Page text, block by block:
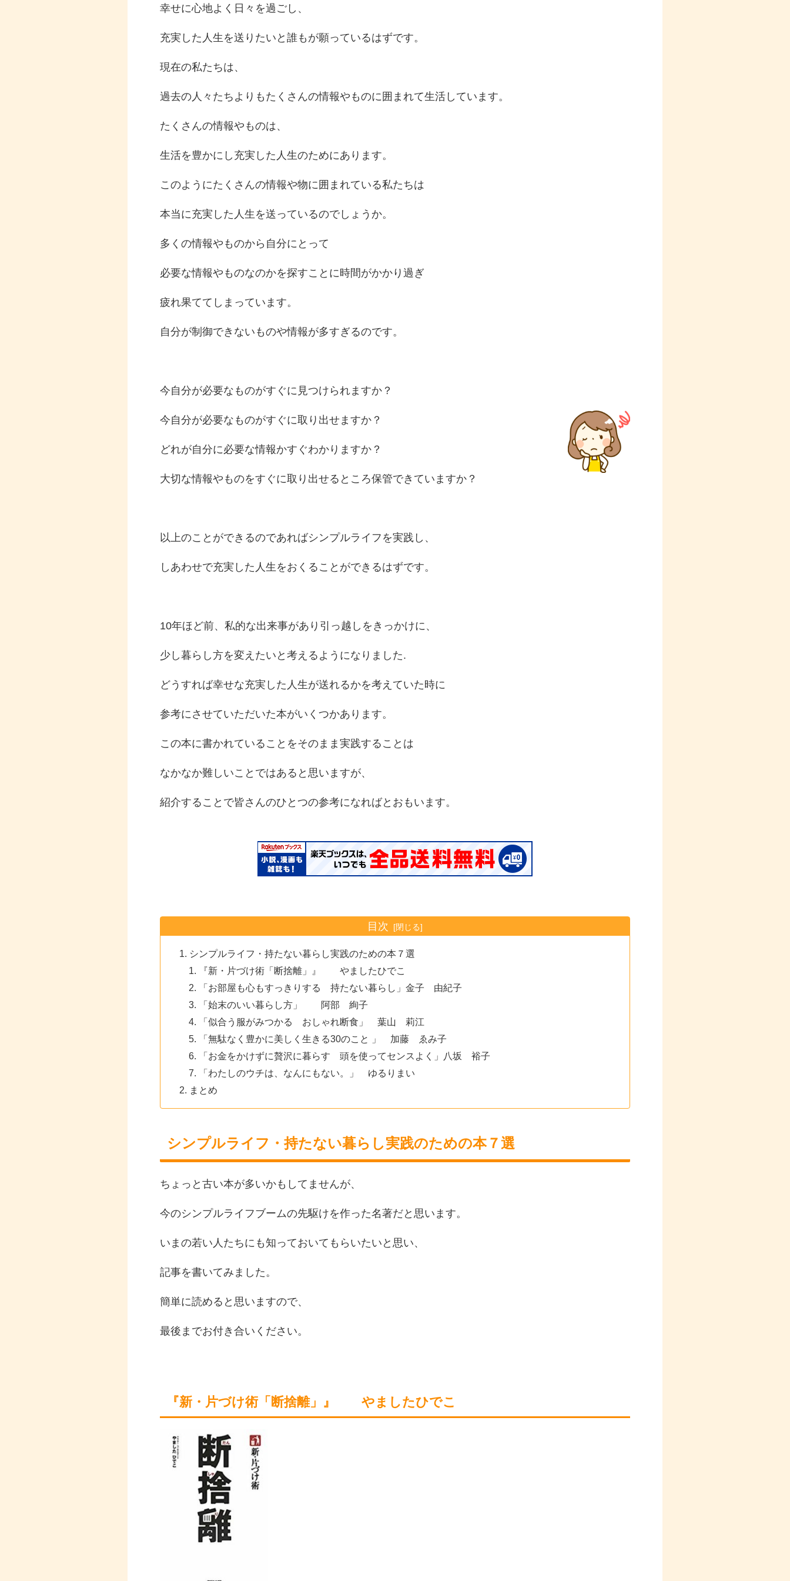
幸せに心地よく日々を過ごし、
充実した人生を送りたいと誰もが願っているはずです。
現在の私たちは、
過去の人々たちよりもたくさんの情報やものに囲まれて生活しています。
たくさんの情報やものは、
生活を豊かにし充実した人生のためにあります。
このようにたくさんの情報や物に囲まれている私たちは
本当に充実した人生を送っているのでしょうか。
多くの情報やものから自分にとって
必要な情報やものなのかを探すことに時間がかかり過ぎ
疲れ果ててしまっています。
自分が制御できないものや情報が多すぎるのです。
今自分が必要なものがすぐに見つけられますか？
今自分が必要なものがすぐに取り出せますか？
どれが自分に必要な情報かすぐわかりますか？
大切な情報やものをすぐに取り出せるところ保管できていますか？
以上のことができるのであればシンプルライフを実践し、
しあわせで充実した人生をおくることができるはずです。
10年ほど前、私的な出来事があり引っ越しをきっかけに、
少し暮らし方を変えたいと考えるようになりました.
どうすれば幸せな充実した人生が送れるかを考えていた時に
参考にさせていただいた本がいくつかあります。
この本に書かれていることをそのまま実践することは
なかなか難しいことではあると思いますが、
紹介することで皆さんのひとつの参考になればとおもいます。
目次
シンプルライフ・持たない暮らし実践のための本７選
『新・片づけ術「断捨離」』 やましたひでこ
「お部屋も心もすっきりする 持たない暮らし」金子 由紀子
「始末のいい暮らし方」 阿部 絢子
「似合う服がみつかる おしゃれ断食」 葉山 莉江
「無駄なく豊かに美しく生きる30のこと 」 加藤 ゑみ子
「お金をかけずに贅沢に暮らす 頭を使ってセンスよく」八坂 裕子
「わたしのウチは、なんにもない。」 ゆるりまい
まとめ
シンプルライフ・持たない暮らし実践のための本７選
ちょっと古い本が多いかもしてませんが、
今のシンプルライフブームの先駆けを作った名著だと思います。
いまの若い人たちにも知っておいてもらいたいと思い、
記事を書いてみました。
簡単に読めると思いますので、
最後までお付き合いください。
『新・片づけ術「断捨離」』 やましたひでこ